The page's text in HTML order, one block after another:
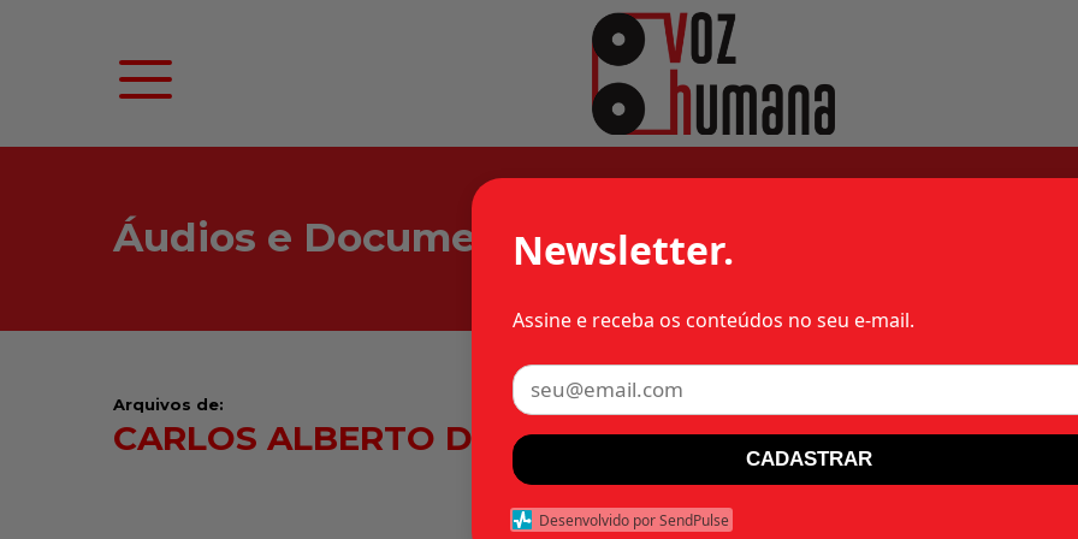
Áudios e Documentos
Arquivos de:
CARLOS ALBERTO DE CASTRO
Newsletter.
Assine e receba os conteúdos no seu e-mail.
CADASTRAR
Desenvolvido por SendPulse